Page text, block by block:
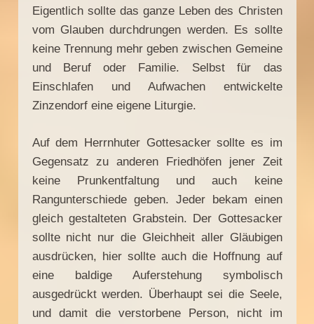
Eigentlich sollte das ganze Leben des Christen
vom Glauben durchdrungen werden. Es sollte
keine Trennung mehr geben zwischen Gemeine
und Beruf oder Familie. Selbst für das
Einschlafen und Aufwachen entwickelte
Zinzendorf eine eigene Liturgie.
Auf dem Herrnhuter Gottesacker sollte es im
Gegensatz zu anderen Friedhöfen jener Zeit
keine Prunkentfaltung und auch keine
Rangunterschiede geben. Jeder bekam einen
gleich gestalteten Grabstein. Der Gottesacker
sollte nicht nur die Gleichheit aller Gläubigen
ausdrücken, hier sollte auch die Hoffnung auf
eine baldige Auferstehung symbolisch
ausgedrückt werden. Überhaupt sei die Seele,
und damit die verstorbene Person, nicht im